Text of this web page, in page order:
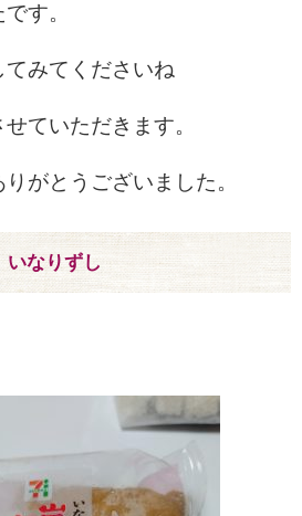
す。
みてくださいね
ていただきます。
がとうございました。
いなりずし